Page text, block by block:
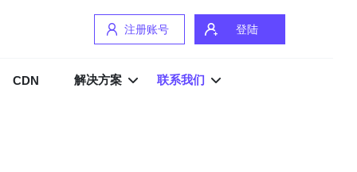
注册账号 登陆
CDN 解决方案 联系我们